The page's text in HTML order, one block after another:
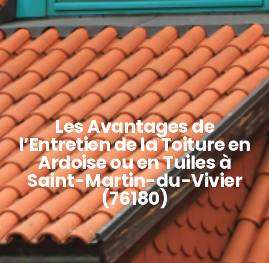
Les Avantages de
l’Entretien de la Toiture en
Ardoise ou en Tuiles à
Saint-Martin-du-Vivier
(76180)